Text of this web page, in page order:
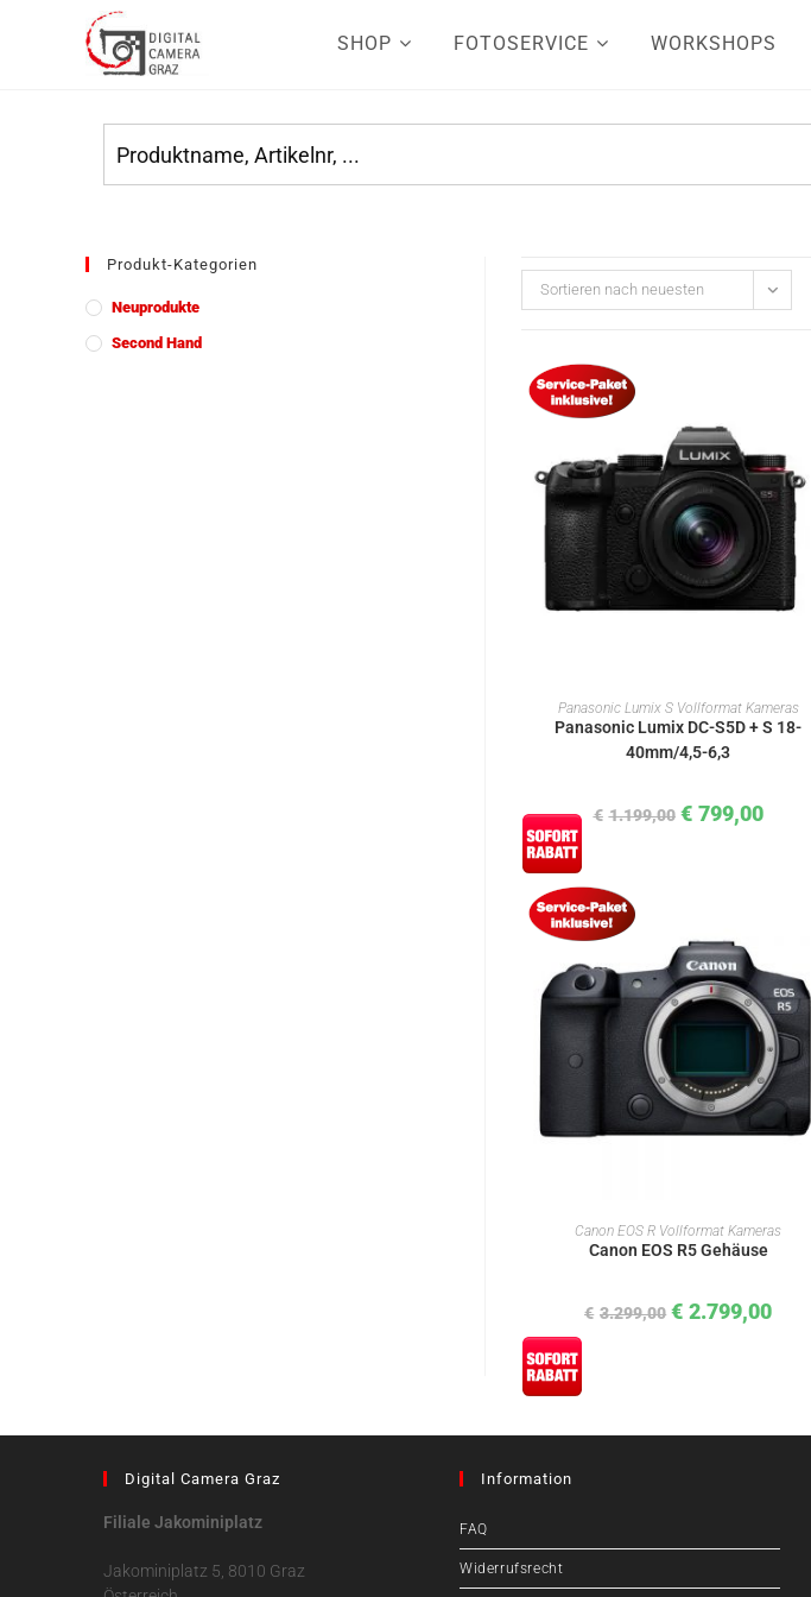
SHOP FOTOSERVICE WORKSHOPS
Produkt-Kategorien
Neuprodukte
Second Hand
Sortieren nach neuesten
IN DEN WARENKORB
Panasonic Lumix S Vollformat Kameras
Panasonic Lumix DC-S5D + S 18-
40mm/4,5-6,3
€ 1.199,00 € 799,00
IN DEN WARENKORB
Canon EOS R Vollformat Kameras
Canon EOS R5 Gehäuse
€ 3.299,00 € 2.799,00
Digital Camera Graz
Filiale Jakominiplatz
Jakominiplatz 5, 8010 Graz
Information
FAQ
Widerrufsrecht